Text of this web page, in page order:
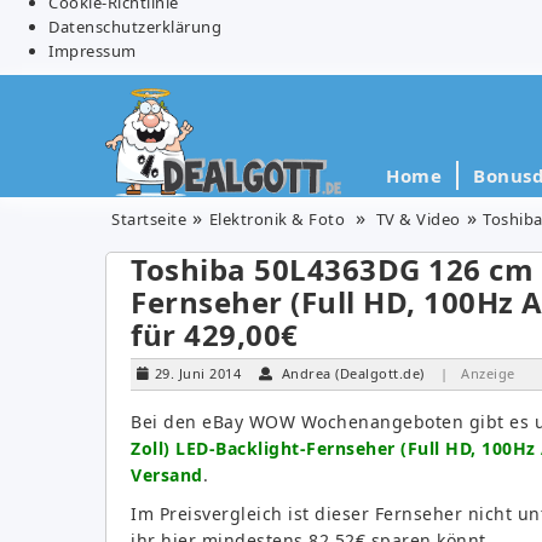
Datenschutzerklärung
Impressum
Home
Startseite Elektronik & Foto TV & Video
Toshiba 50L4363DG 126
Fernseher (Full HD, 100Hz
für 429,00€
29. Juni 2014 Andrea (Dealgott.de) | Anzeige
Bei den eBay WOW Wochenangeboten gibt
Zoll) LED-Backlight-Fernseher (Full HD,
Versand.
Im Preisvergleich ist dieser Fernseher nicht